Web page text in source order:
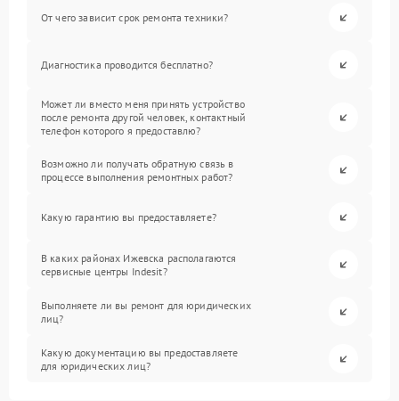
От чего зависит срок ремонта техники?
Диагностика проводится бесплатно?
Может ли вместо меня принять устройство
после ремонта другой человек, контактный
телефон которого я предоставлю?
Возможно ли получать обратную связь в
процессе выполнения ремонтных работ?
Какую гарантию вы предоставляете?
В каких районах Ижевска располагаются
сервисные центры Indesit?
Выполняете ли вы ремонт для юридических
лиц?
Какую документацию вы предоставляете
для юридических лиц?